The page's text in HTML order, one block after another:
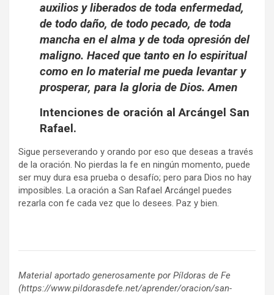
auxilios y liberados de toda enfermedad,
de todo daño, de todo pecado, de toda
mancha en el alma y de toda opresión del
maligno. Haced que tanto en lo espiritual
como en lo material me pueda levantar y
prosperar, para la gloria de Dios. Amen
Intenciones de oración al Arcángel San
Rafael.
Sigue perseverando y orando por eso que deseas a través
de la oración. No pierdas la fe en ningún momento, puede
ser muy dura esa prueba o desafío; pero para Dios no hay
imposibles. La oración a San Rafael Arcángel puedes
rezarla con fe cada vez que lo desees. Paz y bien.
Material aportado generosamente por Píldoras de Fe
(https://www.pildorasdefe.net/aprender/oracion/san-